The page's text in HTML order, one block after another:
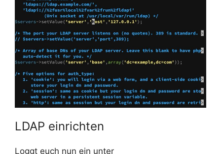
LDAP einrichten
Loggt euch nun ein unter